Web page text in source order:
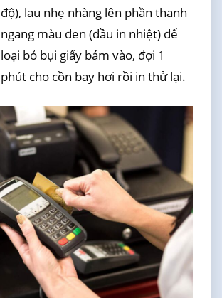
độ), lau nhẹ nhàng lên phần thanh
ngang màu đen (đầu in nhiệt) để
loại bỏ bụi giấy bám vào, đợi 1
phút cho cồn bay hơi rồi in thử lại.